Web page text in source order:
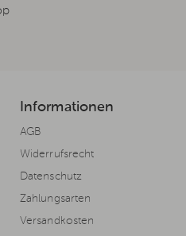
Informationen
AGB
Widerrufsrecht
Datenschutz
Zahlungsarten
Versandkosten